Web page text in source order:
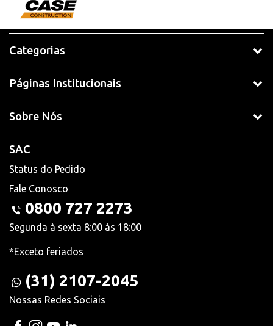
Categorias
Páginas Institucionais
Sobre Nós
SAC
Status do Pedido
Fale Conosco
0800 727 2273
Segunda à sexta 8:00 às 18:00
*Exceto feriados
(31) 2107-2045
Nossas Redes Sociais